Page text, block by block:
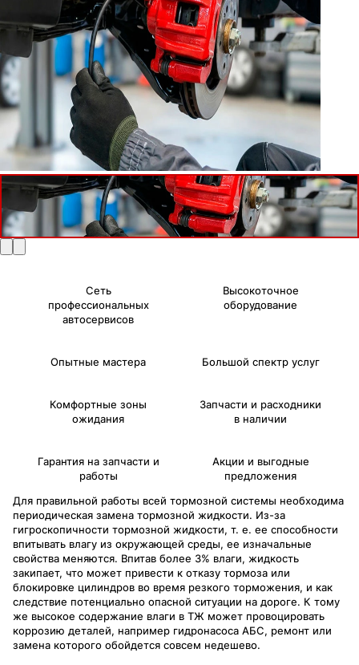
Сеть
профессиональных
автосервисов
Высокоточное
оборудование
Опытные мастера Большой спектр услуг
Комфортные зоны
ожидания
Запчасти и расходники
в наличии
Гарантия на запчасти и
работы
Акции и выгодные
предложения
Для правильной работы всей тормозной системы необходима
периодическая замена тормозной жидкости. Из-за
гигроскопичности тормозной жидкости, т. е. ее способности
впитывать влагу из окружающей среды, ее изначальные
свойства меняются. Впитав более 3% влаги, жидкость
закипает, что может привести к отказу тормоза или
блокировке цилиндров во время резкого торможения, и как
следствие потенциально опасной ситуации на дороге. К тому
же высокое содержание влаги в ТЖ может провоцировать
коррозию деталей, например гидронасоса АБС, ремонт или
замена которого обойдется совсем недешево.